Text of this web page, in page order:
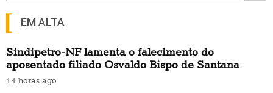
EM ALTA
Sindipetro-NF lamenta o falecimento do
aposentado filiado Osvaldo Bispo de Santana
14 horas ago